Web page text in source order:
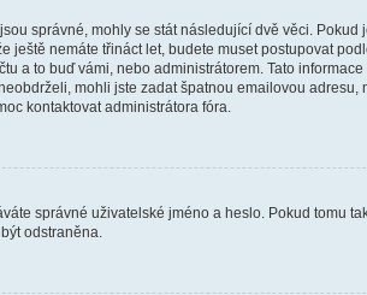
správné, mohly se stát následující dvě věci.
ještě nemáte třináct let, budete muset postupovat
a to buď vámi, nebo administrátorem. Tato
mohli jste zadat špatnou emailovou
kontaktovat administrátora fóra.
správné uživatelské jméno a heslo. Pokud tomu
odstraněna.